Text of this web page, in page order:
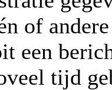
of
een
tijd